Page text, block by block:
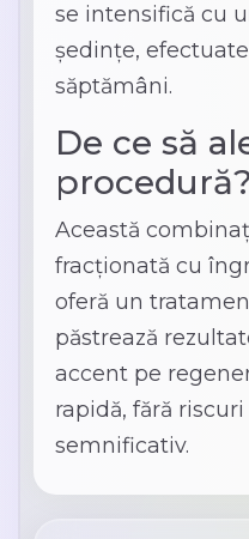
se intensifică cu
ședinţe,
săptămâni.
De ce să
procedură?
Această
fracționată cu
oferă un
păstrează
accent pe
rapidă, fără
semnificativ.